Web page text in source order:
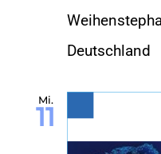
Deutschland
Mi.
11